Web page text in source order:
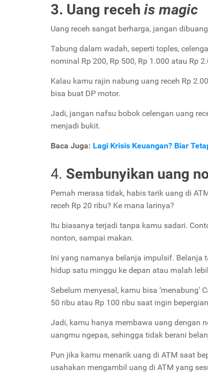
3. Uang receh is magic
Uang receh sangat berharga, jangan
Tabung dalam wadah, seperti toples,
nominal Rp 200, Rp 500, Rp 1.000 atau Rp
Kalau kamu rajin nabung uang receh Rp
bisa buat DP motor.
Jadi, jangan nafsu bobok celengan uang
menjadi bukit.
Baca Juga: Lagi Krisis Keuangan? Biar
4. Sembunyikan uang
Pernah merasa tidak, habis tarik uang di
receh Rp 20 ribu? Ke mana larinya?
Itu biasanya terjadi tanpa kamu sadari.
nonton, sampai makan.
Ini yang namanya belanja impulsif. Belanja
hidup satu minggu ke depan atau malah
Sebelum menyesal, kamu bisa
50 ribu atau Rp 100 ribu saat ingin
Jadi, kamu hanya membawa uang dengan
uangmu ngepas, sehingga tidak berani
Pun jika kamu menarik uang di ATM saat
usahakan mengambil uang di ATM yang